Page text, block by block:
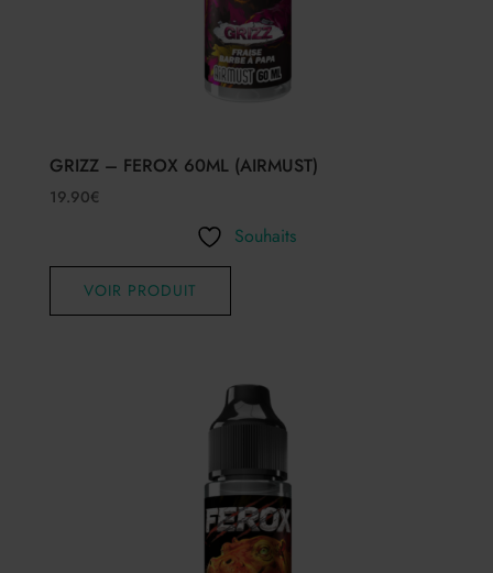
GRIZZ – FEROX 60ML (AIRMUST)
19.90€
Souhaits
VOIR PRODUIT